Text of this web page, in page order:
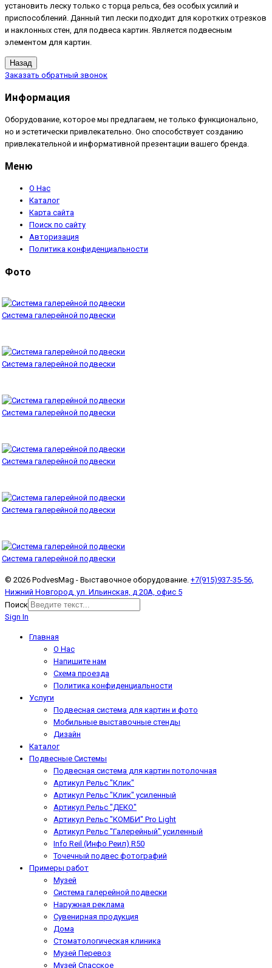
установить леску только с торца рельса, без особых усилий и
приспособлений. Данный тип лески подходит для коротких отрезков
и наклонных стен, для подвеса картин. Является подвесным
элементом для картин.
Заказать обратный звонок
Информация
Оборудование, которое мы предлагаем, не только функционально,
но и эстетически привлекательно. Оно способствует созданию
привлекательной и информативной презентации вашего бренда.
Меню
О Нас
Каталог
Карта сайта
Поиск по сайту
Авторизация
Политика конфиденциальности
Фото
Система галерейной подвески
Система галерейной подвески
Система галерейной подвески
Система галерейной подвески
Система галерейной подвески
Система галерейной подвески
© 2026 PodvesMag - Выставочное оборудование. +7(915)937-35-56,
Нижний Новгород, ул. Ильинская, д 20А, офис 5
Поиск
Sign In
Главная
О Нас
Напишите нам
Схема проезда
Политика конфиденциальности
Услуги
Подвесная система для картин и фото
Мобильные выставочные стенды
Дизайн
Каталог
Подвесные Системы
Подвесная система для картин потолочная
Артикул Рельс "Клик"
Артикул Рельс "Клик" усиленный
Артикул Рельс "ДЕКО"
Артикул Рельс "КОМБИ" Pro Light
Артикул Рельс "Галерейный" усиленный
Info Reil (Инфо Реил) R50
Точечный подвес фотографий
Примеры работ
Музей
Система галерейной подвески
Наружная реклама
Сувенирная продукция
Дома
Стоматологическая клиника
Музей Перевоз
Музей Спасское